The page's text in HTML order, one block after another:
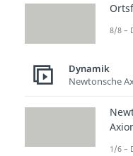
8/8 –
Dynamik
Newtonsche
1/6 –